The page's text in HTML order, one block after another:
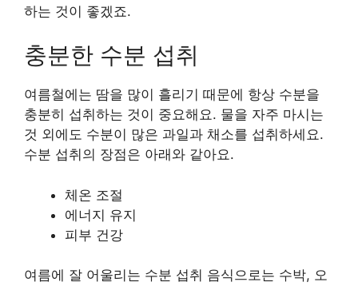
하는 것이 좋겠죠.
충분한 수분 섭취
여름철에는 땀을 많이 흘리기 때문에 항상 수분을
충분히 섭취하는 것이 중요해요. 물을 자주 마시는
것 외에도 수분이 많은 과일과 채소를 섭취하세요.
수분 섭취의 장점은 아래와 같아요.
체온 조절
에너지 유지
피부 건강
여름에 잘 어울리는 수분 섭취 음식으로는 수박, 오